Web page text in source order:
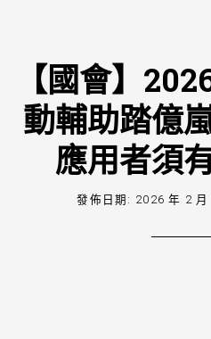
【國會】
動輔助踏億
應用者須
發佈日期: 2026 年 2 月